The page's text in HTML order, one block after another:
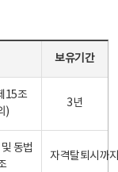
보유기간
15조
)
3년
동법
자격탈퇴시까